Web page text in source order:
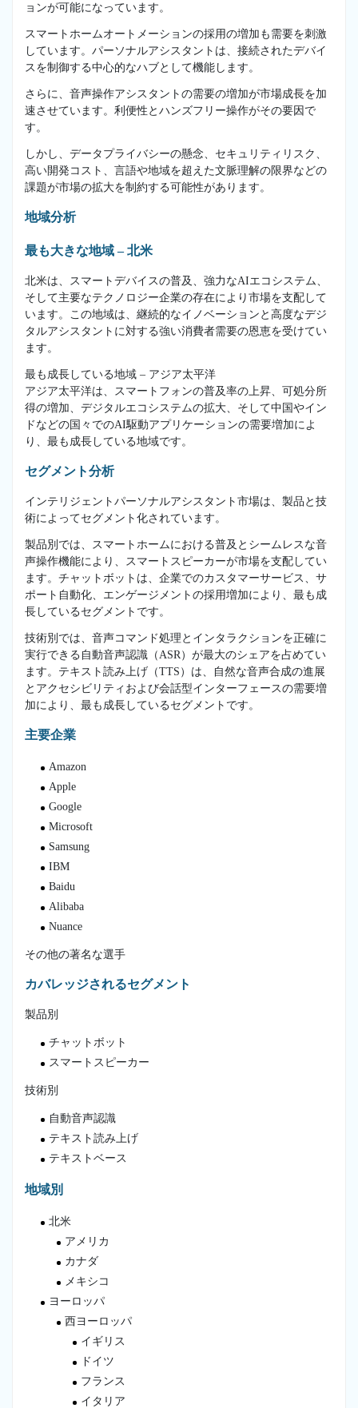
ョンが可能になっています。
スマートホームオートメーションの採用の増加も需要を刺激
しています。パーソナルアシスタントは、接続されたデバイ
スを制御する中心的なハブとして機能します。
さらに、音声操作アシスタントの需要の増加が市場成長を加
速させています。利便性とハンズフリー操作がその要因で
す。
しかし、データプライバシーの懸念、セキュリティリスク、
高い開発コスト、言語や地域を超えた文脈理解の限界などの
課題が市場の拡大を制約する可能性があります。
地域分析
最も大きな地域 – 北米
北米は、スマートデバイスの普及、強力なAIエコシステム、
そして主要なテクノロジー企業の存在により市場を支配して
います。この地域は、継続的なイノベーションと高度なデジ
タルアシスタントに対する強い消費者需要の恩恵を受けてい
ます。
最も成長している地域 – アジア太平洋
アジア太平洋は、スマートフォンの普及率の上昇、可処分所
得の増加、デジタルエコシステムの拡大、そして中国やイン
ドなどの国々でのAI駆動アプリケーションの需要増加によ
り、最も成長している地域です。
セグメント分析
インテリジェントパーソナルアシスタント市場は、製品と技
術によってセグメント化されています。
製品別では、スマートホームにおける普及とシームレスな音
声操作機能により、スマートスピーカーが市場を支配してい
ます。チャットボットは、企業でのカスタマーサービス、サ
ポート自動化、エンゲージメントの採用増加により、最も成
長しているセグメントです。
技術別では、音声コマンド処理とインタラクションを正確に
実行できる自動音声認識（ASR）が最大のシェアを占めてい
ます。テキスト読み上げ（TTS）は、自然な音声合成の進展
とアクセシビリティおよび会話型インターフェースの需要増
加により、最も成長しているセグメントです。
主要企業
Amazon
Apple
Google
Microsoft
Samsung
IBM
Baidu
Alibaba
Nuance
その他の著名な選手
カバレッジされるセグメント
製品別
チャットボット
スマートスピーカー
技術別
自動音声認識
テキスト読み上げ
テキストベース
地域別
北米
アメリカ
カナダ
メキシコ
ヨーロッパ
西ヨーロッパ
イギリス
ドイツ
フランス
イタリア